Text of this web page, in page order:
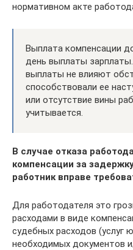
нормативном акте
Выплата компенсации
день выплаты
выплаты не влияют
способствовали ее
или отсутствие вины
учитывается.
В случае отказа
компенсации за
работник вправе
Для работодателя это
расходами в виде
судебных расходов (услуг
необходимых документов